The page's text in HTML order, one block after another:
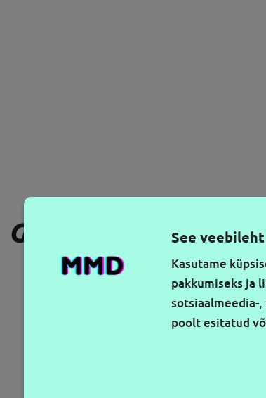
GAUKITE See
Kasutame
pakkumiseks ja
sotsiaalmeedia-
poolt esitatud